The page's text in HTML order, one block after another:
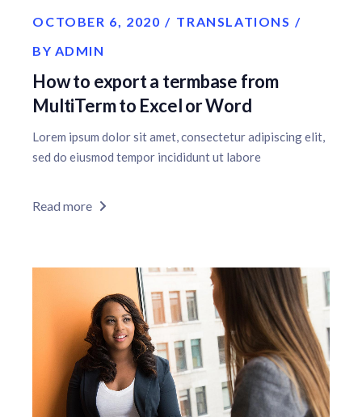
OCTOBER 6, 2020
TRANSLATIONS
BY ADMIN
How to export a termbase from
MultiTerm to Excel or Word
Lorem ipsum dolor sit amet, consectetur adipiscing elit,
sed do eiusmod tempor incididunt ut labore
Read more